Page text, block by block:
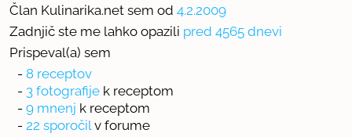
Član Kulinarika.net sem od 4.2.2009
Zadnjič ste me lahko opazili pred 4565 dnevi
Prispeval(a) sem
- 8 receptov
- 3 fotografije k receptom
- 9 mnenj k receptom
- 22 sporočil v forume